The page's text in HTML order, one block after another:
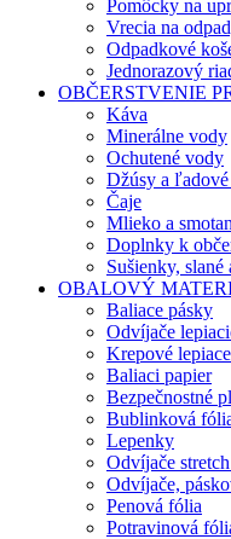
Pomôcky na
Vrecia na
Odpadkové
Jednorazový
OBČERSTVENIE
Káva
Minerálne vody
Ochutené vody
Džúsy a ľadové
Čaje
Mlieko a
Doplnky k
Sušienky,
OBALOVÝ
Baliace pásky
Odvíjače
Krepové
Baliaci papier
Bezpečnostné
Bublinková
Lepenky
Odvíjače
Odvíjače,
Penová fólia
Potravinová